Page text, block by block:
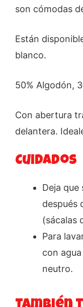
son cómodas
Están
blanco.
50% Algodón,
Con abertura
delantera.
Cuidados
Deja que
después
(sácalas
Para
con
neutro.